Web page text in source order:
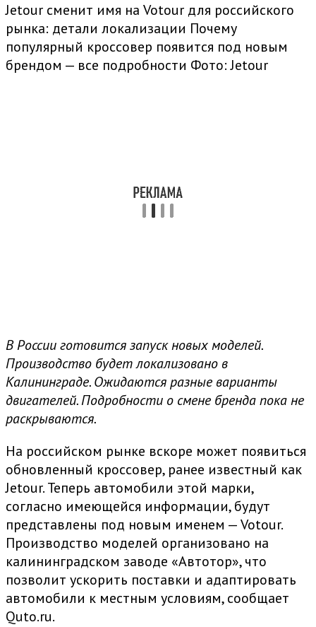
Jetour сменит имя на Votour для российского
рынка: детали локализации Почему
популярный кроссовер появится под новым
брендом — все подробности Фото: Jetour
В России готовится запуск новых моделей.
Производство будет локализовано в
Калининграде. Ожидаются разные варианты
двигателей. Подробности о смене бренда пока не
раскрываются.
На российском рынке вскоре может появиться
обновленный кроссовер, ранее известный как
Jetour. Теперь автомобили этой марки,
согласно имеющейся информации, будут
представлены под новым именем — Votour.
Производство моделей организовано на
калининградском заводе «Автотор», что
позволит ускорить поставки и адаптировать
автомобили к местным условиям, сообщает
Quto.ru.